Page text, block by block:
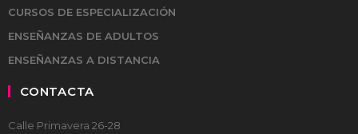
CURSOS DE ESPECIALIZACIÓN
ENSEÑANZAS DE ADULTOS
ENSEÑANZAS A DISTANCIA
CONTACTA
Calle Primavera 26-28